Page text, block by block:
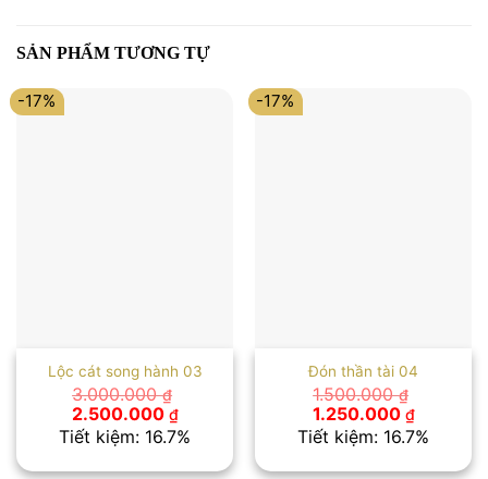
SẢN PHẨM TƯƠNG TỰ
-17%
Lộc cát song hành 03
3.000.000₫
Giá
gốc
là:
2.500.000 ₫Giá
hiện
tại
Tiết kiệm: 16.7%
-17%
Đón thần tài 04
1.500.000₫
Giá
gốc
là:
1.250.000 ₫Giá
hiện
tại
Tiết kiệm: 16.7%